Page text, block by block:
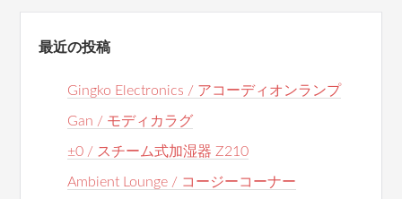
最近の投稿
Gingko Electronics / アコーディオンランプ
Gan / モディカラグ
±0 / スチーム式加湿器 Z210
Ambient Lounge / コージーコーナー